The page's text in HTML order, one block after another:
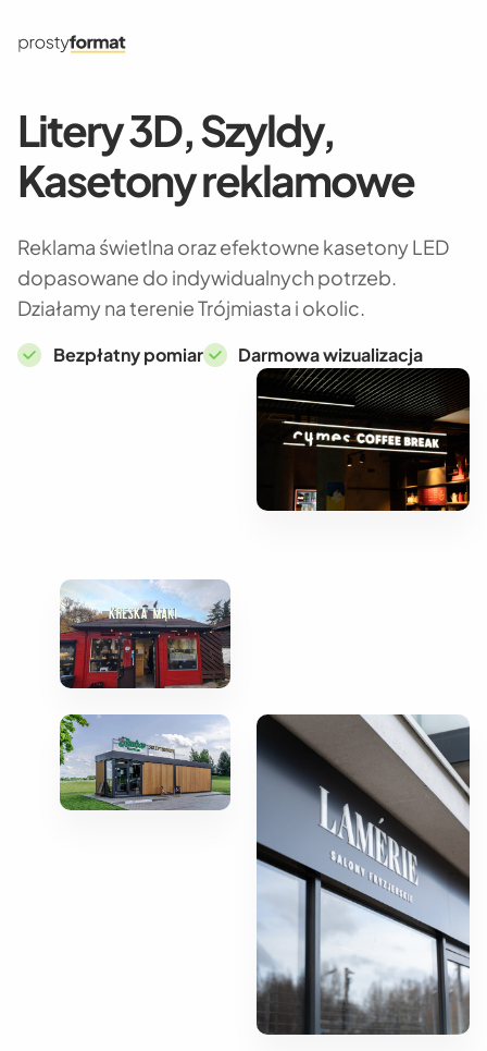
Litery 3D, Szyldy,
Kasetony reklamowe
Reklama świetlna oraz efektowne kasetony LED
dopasowane do indywidualnych potrzeb.
Działamy na terenie Trójmiasta i okolic.
Bezpłatny pomiar Darmowa wizualizacja